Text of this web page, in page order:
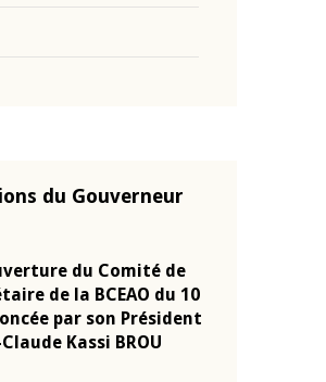
du Gouverneur
du Comité de
de la BCEAO du 4
par son Président
Claude Kassi BROU